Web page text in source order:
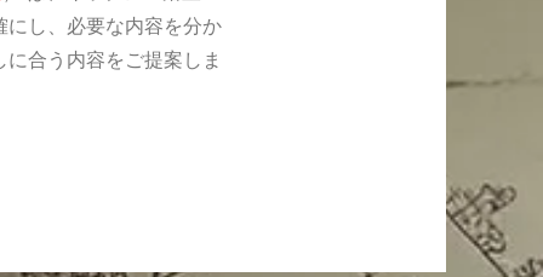
し、必要な内容を分か
合う内容をご提案しま